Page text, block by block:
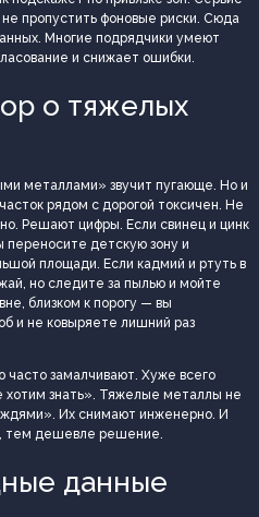
пропустить фоновые риски. Сюда
Многие подрядчики умеют
и снижает ошибки.
о тяжелых
металлами» звучит пугающе. Но и
рядом с дорогой токсичен. Не
Решают цифры. Если свинец и цинк
детскую зону и
площади. Если кадмий и ртуть в
но следите за пылью и мойте
близком к порогу — вы
и не ковыряете лишний раз
часто замалчивают. Хуже всего
хотим знать». Тяжелые металлы не
Их снимают инженерно. И
тем дешевле решение.
данные